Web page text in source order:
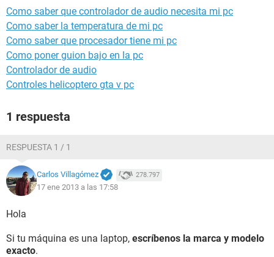
Como saber que controlador de audio necesita mi pc
Como saber la temperatura de mi pc
Como saber que procesador tiene mi pc
Como poner guion bajo en la pc
Controlador de audio
Controles helicoptero gta v pc
1 respuesta
RESPUESTA 1 / 1
Carlos Villagómez 278.797
17 ene 2013 a las 17:58
Hola
Si tu máquina es una laptop, escríbenos la marca y modelo
exacto.